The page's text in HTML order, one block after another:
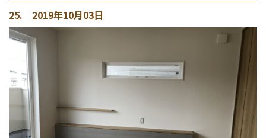
25. 2019年10月03日